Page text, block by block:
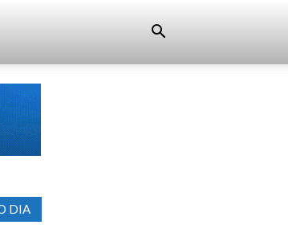
DIA